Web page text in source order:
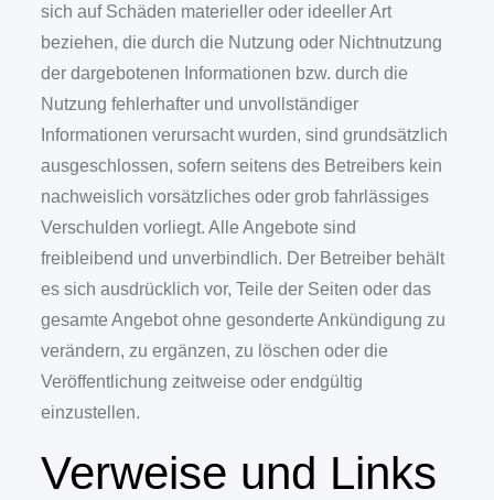
sich auf Schäden materieller oder ideeller Art
beziehen, die durch die Nutzung oder Nichtnutzung
der dargebotenen Informationen bzw. durch die
Nutzung fehlerhafter und unvollständiger
Informationen verursacht wurden, sind grundsätzlich
ausgeschlossen, sofern seitens des Betreibers kein
nachweislich vorsätzliches oder grob fahrlässiges
Verschulden vorliegt. Alle Angebote sind
freibleibend und unverbindlich. Der Betreiber behält
es sich ausdrücklich vor, Teile der Seiten oder das
gesamte Angebot ohne gesonderte Ankündigung zu
verändern, zu ergänzen, zu löschen oder die
Veröffentlichung zeitweise oder endgültig
einzustellen.
Verweise und Links